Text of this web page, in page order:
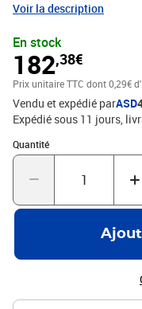
Voir la description
En stock
182,38€
Prix unitaire TTC dont 0,29€ d'
Vendu et expédié parASD
Expédié sous 11 jours
Quantité
Quantité : 1